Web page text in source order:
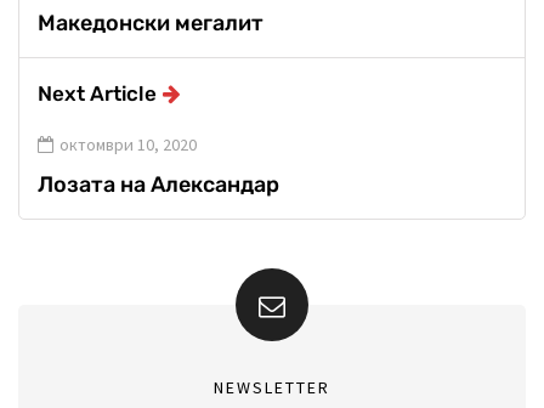
Македонски мегалит
Next Article
октомври 10, 2020
Лозата на Александар
NEWSLETTER